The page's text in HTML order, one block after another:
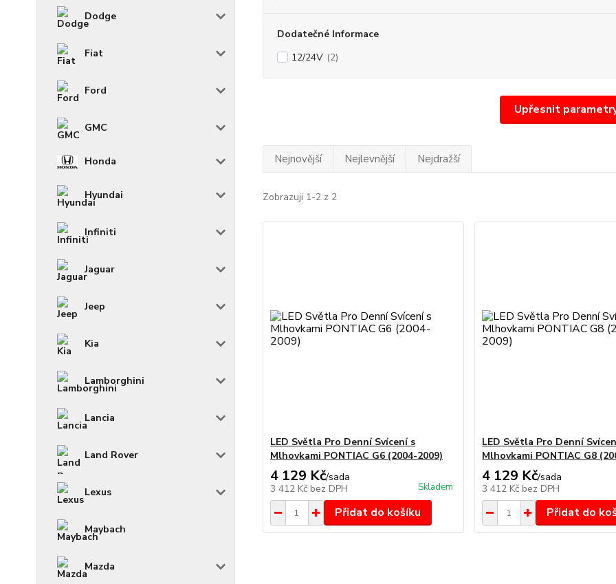
Dodge
Fiat
Ford
GMC
Honda
Hyundai
Infiniti
Jaguar
Jeep
Kia
Lamborghini
Lancia
Land Rover
Lexus
Maybach
Mazda
Upřesnit
Dodatečné Informace
12/24V (2)
Nejnovější Nejlevnější Nejdražší
Zobrazuji 1-2 z 2
LED Světla Pro Denní Svícení s
Mlhovkami PONTIAC G6 (2004-2009)
4 129 Kč/sada
3 412 Kč bez DPH Skladem
Přidat do košíku
LED Světla Pro Denní
Mlhovkami PONTIAC G8
4 129 Kč/sada
3 412 Kč bez DPH
Přidat do